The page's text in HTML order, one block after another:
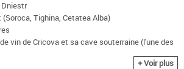
Dniestr
(Soroca, Tighina, Cetatea Alba)
vin de Cricova et sa cave souterraine (l'une des
+ Voir plus